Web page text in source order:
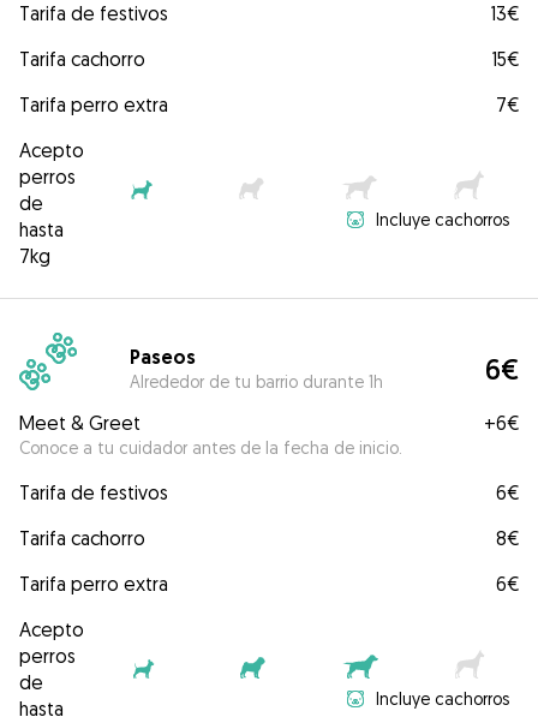
Tarifa de festivos
13€
Tarifa cachorro
15€
Tarifa perro extra
7€
Acepto
perros
de
hasta
7kg
Incluye cachorros
Paseos
Alrededor de tu barrio durante 1h 6€
Meet & Greet
Conoce a tu cuidador antes de la fecha de inicio.
+6€
Tarifa de festivos
6€
Tarifa cachorro
8€
Tarifa perro extra
6€
Acepto
perros
de
hasta
Incluye cachorros